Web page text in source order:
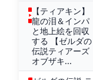
【ティアキン】
龍の泪＆インパ
と地上絵を回収
する 【ゼルダの
伝説ティアーズ
オブザキ...